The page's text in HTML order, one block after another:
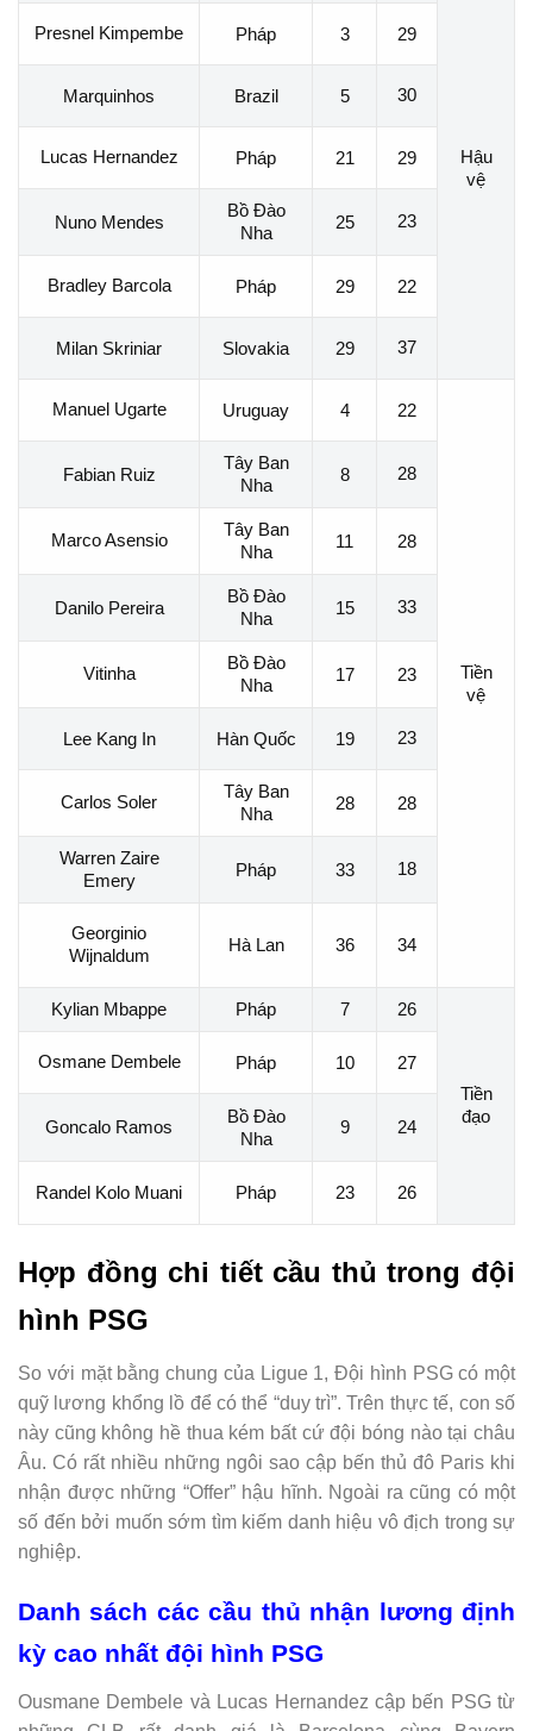
Hậu
vệ
Presnel Kimpembe Pháp 3 29
Marquinhos Brazil 5 30
Lucas Hernandez Pháp 21 29
Nuno Mendes
Bồ Đào
Nha
25 23
Bradley Barcola Pháp 29 22
Milan Skriniar Slovakia 29 37
Manuel Ugarte Uruguay 4 22
Tiền
vệ
Fabian Ruiz
Tây Ban
Nha
8 28
Marco Asensio
Tây Ban
Nha
11 28
Danilo Pereira
Bồ Đào
Nha
15 33
Vitinha
Bồ Đào
Nha
17 23
Lee Kang In Hàn Quốc 19 23
Carlos Soler
Tây Ban
Nha
28 28
Warren Zaire
Emery
Pháp 33 18
Georginio
Wijnaldum
Hà Lan 36 34
Kylian Mbappe Pháp 7 26
Tiền
đạo
Osmane Dembele Pháp 10 27
Goncalo Ramos
Bồ Đào
Nha
9 24
Randel Kolo Muani Pháp 23 26
Hợp đồng chi tiết cầu thủ trong đội
hình PSG
So với mặt bằng chung của Ligue 1, Đội hình PSG có một
quỹ lương khổng lồ để có thể “duy trì”. Trên thực tế, con số
này cũng không hề thua kém bất cứ đội bóng nào tại châu
Âu. Có rất nhiều những ngôi sao cập bến thủ đô Paris khi
nhận được những “Offer” hậu hĩnh. Ngoài ra cũng có một
số đến bởi muốn sớm tìm kiếm danh hiệu vô địch trong sự
nghiệp.
Danh sách các cầu thủ nhận lương định
kỳ cao nhất đội hình PSG
Ousmane Dembele và Lucas Hernandez cập bến PSG từ